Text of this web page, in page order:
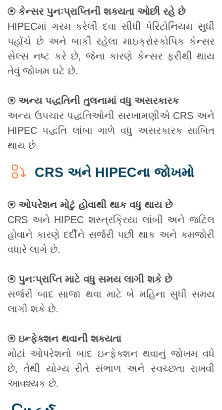
⦿ કેન્સર પુનઃપ્રાપ્તિની શક્યતા ઓછી રહે છે
HIPECમાં ગરમ કરેલી દવા સીધી પેરિટોનિયમ સુધી
પહોંચે છે અને બાકી રહેલા માઇક્રોસ્કોપિક કેન્સર
સેલ્સ નષ્ટ કરે છે, જેના કારણે કેન્સર ફરીથી થાય
તેવું જોખમ ઘટે છે.
⦿ અન્ય પદ્ધતિની તુલનામાં વધુ અસરકારક
અન્ય ઉપચાર પદ્ધતિઓની સરખામણીએ CRS અને
HIPEC પદ્ધતિ લાંબા ગાળે વધુ અસરકારક સાબિત
થાય છે.
CRS અને HIPECના જોખમો
⦿ ઓપરેશન મોટું હોવાથી થાક વધુ થાય છે
CRS અને HIPEC શસ્ત્રક્રિયા લાંબી અને જટિલ
હોવાને કારણે દર્દીને સર્જરી પછી થાક અને કમજોરી
વધારે લાગે છે.
⦿ પુનઃપ્રાપ્તિ માટે વધુ સમય લાગી શકે છે
સર્જરી બાદ સાજા થવા માટે બે મહિના સુધી સમય
લાગી શકે છે.
⦿ ઇન્ફેક્શન થવાની શક્યતા
મોટાં ઓપરેશનો બાદ ઇન્ફેક્શન થવાનું જોખમ વધે
છે, તેથી યોગ્ય રીતે સંભાળ અને સ્વચ્છતા રાખવી
આવશ્યક છે.